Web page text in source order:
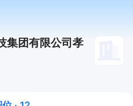
集团有限公司孝